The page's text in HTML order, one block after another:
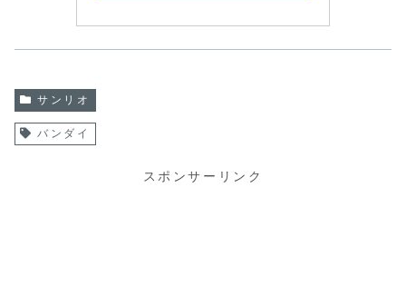
サンリオ
バンダイ
スポンサーリンク